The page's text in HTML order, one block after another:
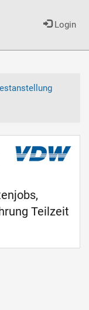
Login
Teilzeit